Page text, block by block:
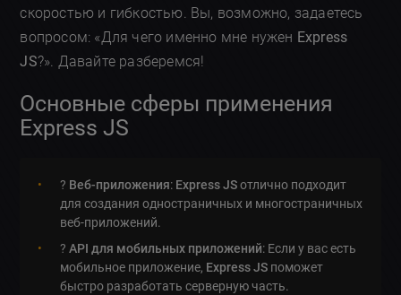
скоростью и гибкостью. Вы, возможно, задаетесь
вопросом: «Для чего именно мне нужен Express
JS?». Давайте разберемся!
Основные сферы применения
Express JS
? Веб-приложения: Express JSотлично подходит
для создания одностраничных и многостраничных
веб-приложений.
?API для мобильных приложений: Если у вас есть
мобильное приложение, Express JS поможет
быстро разработать серверную часть.